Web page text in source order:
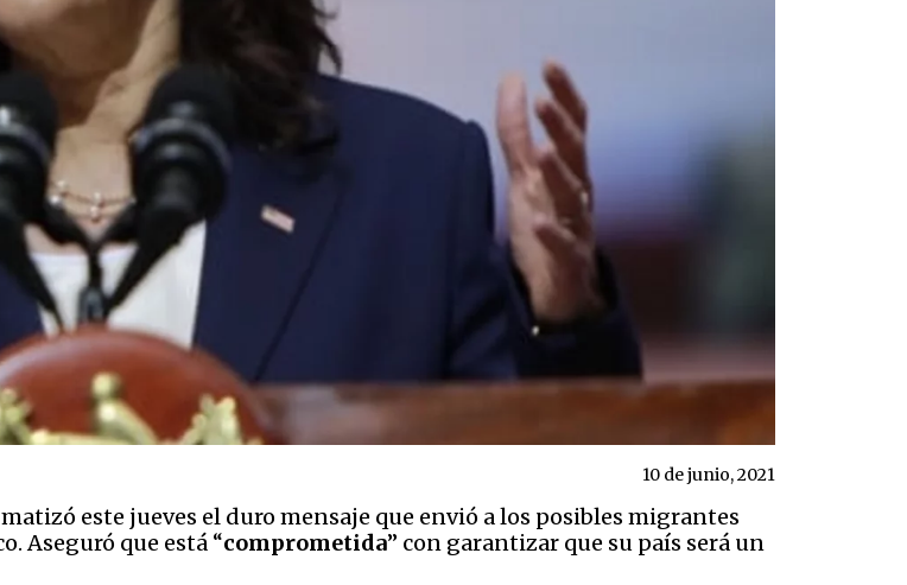
10 de junio, 2021
matizó este jueves el duro mensaje que envió a los posibles migrantes
Aseguró que está “comprometida” con garantizar que su país será un